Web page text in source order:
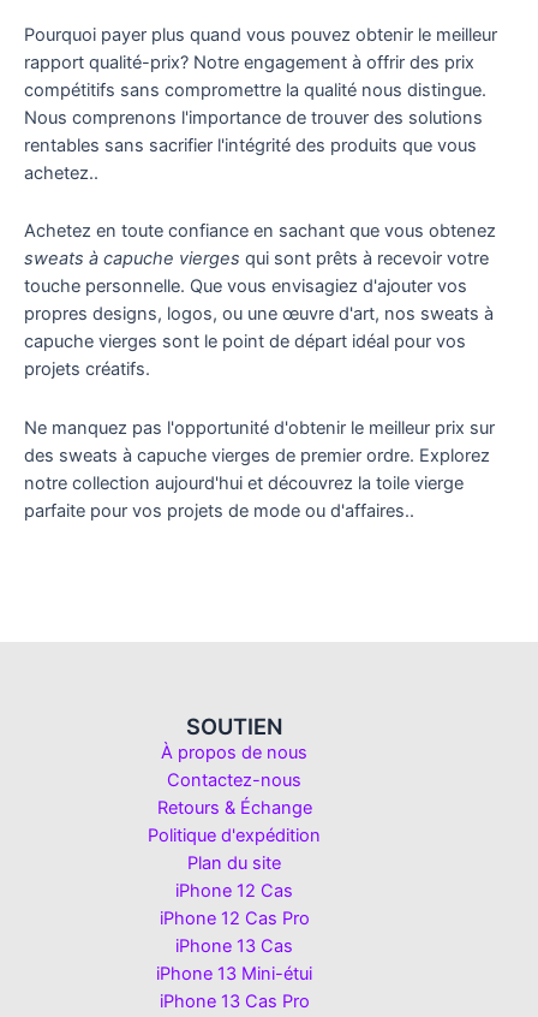
Pourquoi payer plus quand vous pouvez obtenir le meilleur
rapport qualité-prix? Notre engagement à offrir des prix
compétitifs sans compromettre la qualité nous distingue.
Nous comprenons l'importance de trouver des solutions
rentables sans sacrifier l'intégrité des produits que vous
achetez..
Achetez en toute confiance en sachant que vous obtenez
sweats à capuche vierges qui sont prêts à recevoir votre
touche personnelle. Que vous envisagiez d'ajouter vos
propres designs, logos, ou une œuvre d'art, nos sweats à
capuche vierges sont le point de départ idéal pour vos
projets créatifs.
Ne manquez pas l'opportunité d'obtenir le meilleur prix sur
des sweats à capuche vierges de premier ordre. Explorez
notre collection aujourd'hui et découvrez la toile vierge
parfaite pour vos projets de mode ou d'affaires..
SOUTIEN
À propos de nous
Contactez-nous
Retours & Échange
Politique d'expédition
Plan du site
iPhone 12 Cas
iPhone 12 Cas Pro
iPhone 13 Cas
iPhone 13 Mini-étui
iPhone 13 Cas Pro